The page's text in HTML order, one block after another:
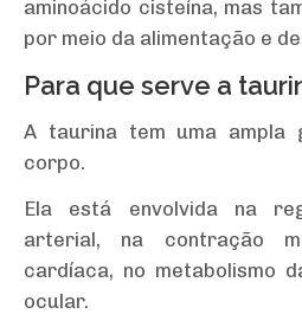
aminoácido cisteína, mas
por meio da alimentação e
Para que serve a
A taurina tem uma ampla
corpo.
Ela está envolvida na
arterial, na contração
cardíaca, no metabolismo
ocular.